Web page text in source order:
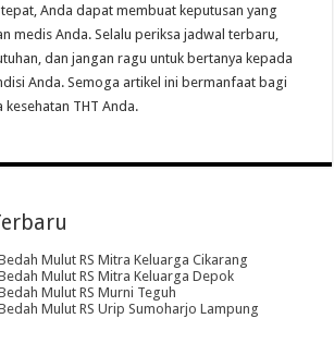
Anda dapat membuat keputusan yang
medis Anda. Selalu periksa jadwal terbaru,
dan jangan ragu untuk bertanya kepada
Anda. Semoga artikel ini bermanfaat bagi
THT Anda.
Mulut RS Mitra Keluarga Cikarang
Mulut RS Mitra Keluarga Depok
Mulut RS Murni Teguh
Mulut RS Urip Sumoharjo Lampung